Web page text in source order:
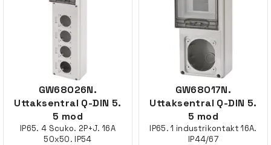
GW68026N.
Uttaksentral Q-DIN 5.
5 mod
IP65. 4 Scuko. 2P+J. 16A
50x50. IP54
GW68017N.
Uttaksentral Q-DIN 5.
5 mod
IP65. 1 industrikontakt 16A.
IP44/67